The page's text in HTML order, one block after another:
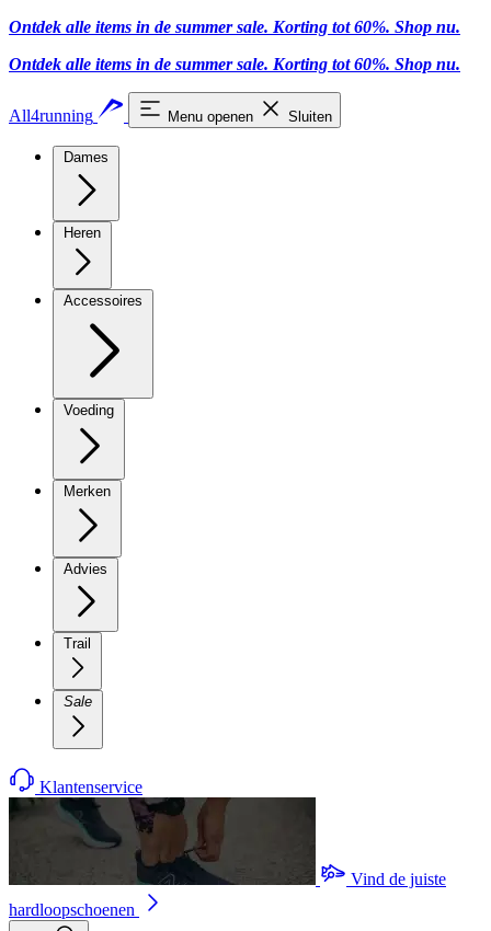
Ontdek alle items in de summer sale. Korting tot 60%. Shop nu.
Ontdek alle items in de summer sale. Korting tot 60%. Shop nu.
All4running Menu openen Sluiten
Dames
Heren
Accessoires
Voeding
Merken
Advies
Trail
Sale
Klantenservice
Vind de juiste
hardloopschoenen